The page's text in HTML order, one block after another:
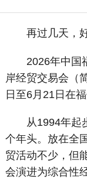
再过几天，好
2026年中国福
岸经贸交易会（
日至6月21日在福
从1994年起步
个年头。放在全
贸活动不少，但
会演进为综合性